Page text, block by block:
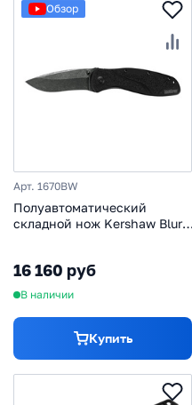
Обзор
Арт. 1670BW
Полуавтоматический
складной нож Kershaw Blur,
16 160 руб
В наличии
Купить